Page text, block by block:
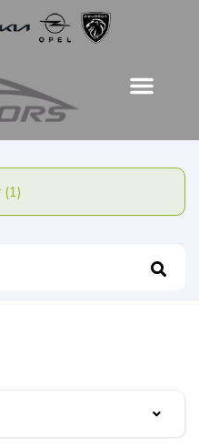
Filter (1)